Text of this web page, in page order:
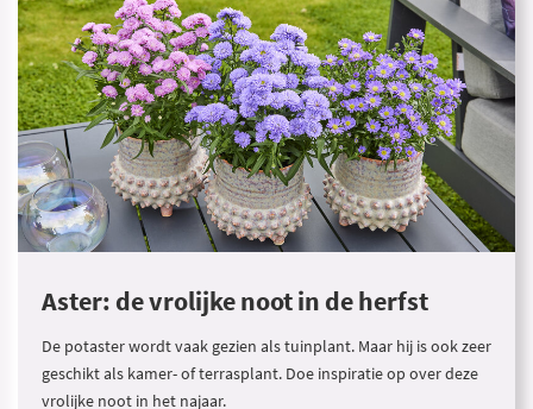
Aster: de vrolijke noot in de herfst
De potaster wordt vaak gezien als tuinplant. Maar hij is ook zeer
geschikt als kamer- of terrasplant. Doe inspiratie op over deze
vrolijke noot in het najaar.